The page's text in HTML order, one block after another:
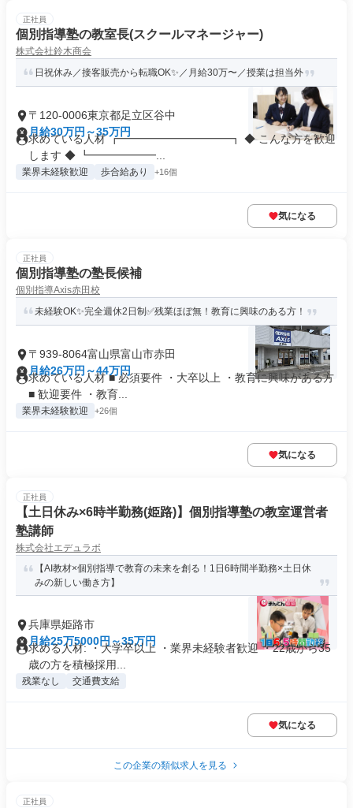
正社員
個別指導塾の教室長(スクールマネージャー)
株式会社鈴木商会
日祝休み／接客販売から転職OK✨／月給30万〜／授業は担当外
〒120-0006東京都足立区谷中
月給30万円～35万円
求めている人材 ┏━━━━━━━━━━┓ ◆ こんな方を歓迎
します ◆ ┗━━━━━━...
業界未経験歓迎 歩合給あり +16個
気になる
正社員
個別指導塾の塾長候補
個別指導Axis赤田校
未経験OK✨完全週休2日制✅残業ほぼ無！教育に興味のある方！
〒939-8064富山県富山市赤田
月給26万円～44万円
求めている人材 ■ 必須要件 ・大卒以上 ・教育に興味がある方
■ 歓迎要件 ・教育...
業界未経験歓迎 +26個
気になる
正社員
【土日休み×6時半勤務(姫路)】個別指導塾の教室運営者
塾講師
株式会社エデュラボ
【AI教材×個別指導で教育の未来を創る！1日6時間半勤務×土日休
みの新しい働き方】
兵庫県姫路市
月給25万5000円～35万円
求める人材: ・大学卒以上 ・業界未経験者歓迎 ・22歳から35
歳の方を積極採用...
残業なし 交通費支給
気になる
この企業の類似求人を見る
正社員